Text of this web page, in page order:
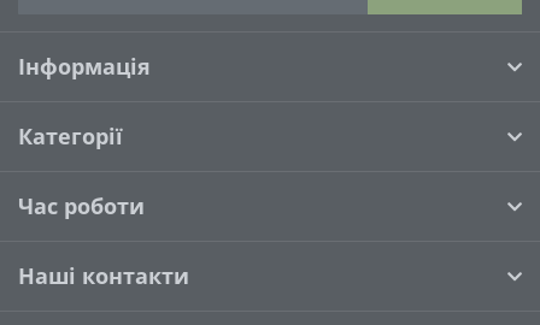
Інформація
Категорії
Час роботи
Наші контакти